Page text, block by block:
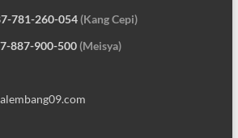
781-260-054(Kang Cepi)
887-900-500(Meisya)